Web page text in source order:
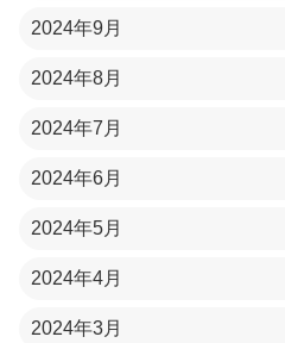
2024年9月
2024年8月
2024年7月
2024年6月
2024年5月
2024年4月
2024年3月